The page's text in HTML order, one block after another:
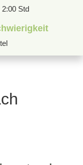
2:00 Std